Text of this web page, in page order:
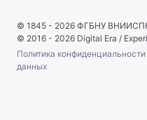
© 1845 - 2026 ФГБНУ
© 2016 - 2026 Digital Era /
Политика конфиденциальности
данных